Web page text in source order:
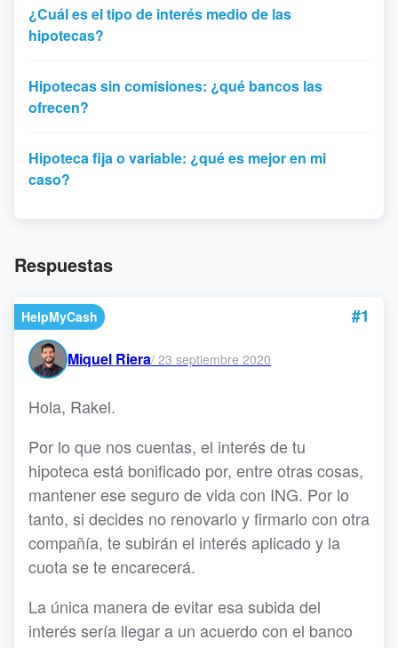
¿Cuál es el tipo de interés medio de las
hipotecas?
Hipotecas sin comisiones: ¿qué bancos las
ofrecen?
Hipoteca fija o variable: ¿qué es mejor en mi
caso?
Respuestas
HelpMyCash #1
Miquel Riera/ 23 septiembre 2020
Hola, Rakel.
Por lo que nos cuentas, el interés de tu
hipoteca está bonificado por, entre otras cosas,
mantener ese seguro de vida con ING. Por lo
tanto, si decides no renovarlo y firmarlo con otra
compañía, te subirán el interés aplicado y la
cuota se te encarecerá.
La única manera de evitar esa subida del
interés sería llegar a un acuerdo con el banco